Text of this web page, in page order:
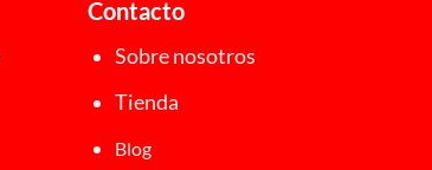
Contacto
Sobre nosotros
Tienda
Blog